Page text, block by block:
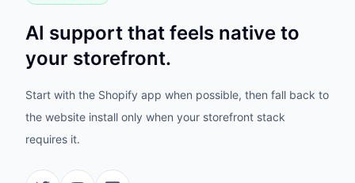
AI support that feels native to
your storefront.
Start with the Shopify app when possible, then fall back to
the website install only when your storefront stack
requires it.